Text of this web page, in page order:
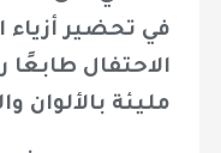
في تحضير
الاحتفال
مليئة بالألوان